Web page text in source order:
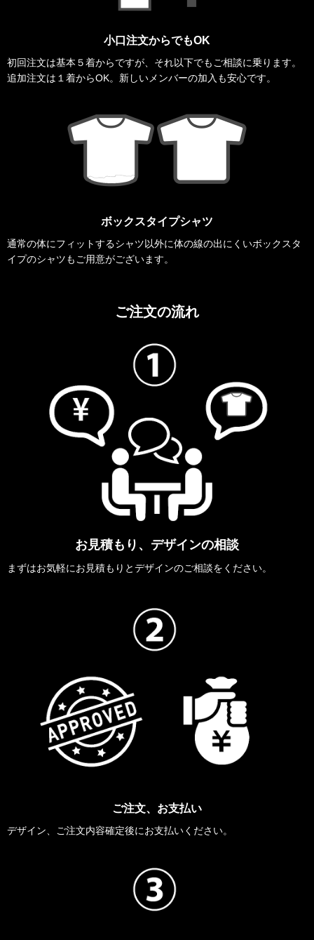
小口注文からでもOK
初回注文は基本５着からですが、それ以下でもご相談に乗ります。
追加注文は１着からOK。新しいメンバーの加入も安心です。
ボックスタイプシャツ
通常の体にフィットするシャツ以外に体の線の出にくいボックスタ
イプのシャツもご用意がございます。
ご注文の流れ
お見積もり、デザインの相談
まずはお気軽にお見積もりとデザインのご相談をください。
ご注文、お支払い
デザイン、ご注文内容確定後にお支払いください。